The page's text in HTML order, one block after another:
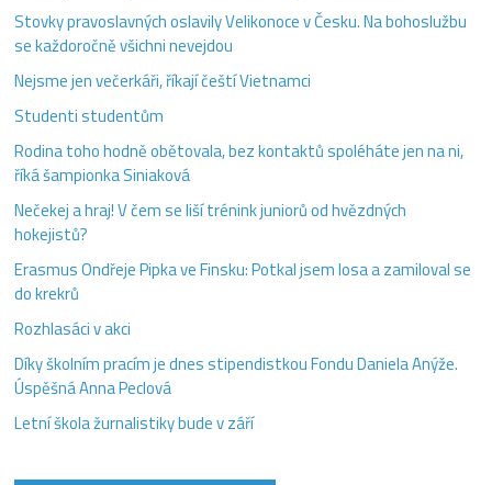
Stovky pravoslavných oslavily Velikonoce v Česku. Na bohoslužbu
se každoročně všichni nevejdou
Nejsme jen večerkáři, říkají čeští Vietnamci
Studenti studentům
Rodina toho hodně obětovala, bez kontaktů spoléháte jen na ni,
říká šampionka Siniaková
Nečekej a hraj! V čem se liší trénink juniorů od hvězdných
hokejistů?
Erasmus Ondřeje Pipka ve Finsku: Potkal jsem losa a zamiloval se
do krekrů
Rozhlasáci v akci
Díky školním pracím je dnes stipendistkou Fondu Daniela Anýže.
Úspěšná Anna Peclová
Letní škola žurnalistiky bude v září